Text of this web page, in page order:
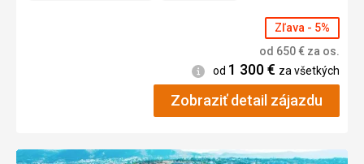
Zľava - 5%
od 650€ za os.
Informácie
od 1 300€ za všetkých
Zobraziť detail zájazdu